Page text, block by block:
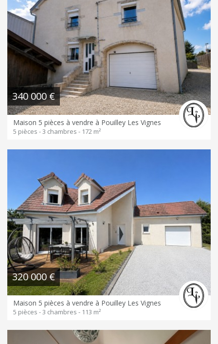
340 000 €
Maison 5 pièces à vendre à Pouilley Les Vignes
5 pièces - 3 chambres - 172 m²
320 000 €
Maison 5 pièces à vendre à Pouilley Les Vignes
5 pièces - 3 chambres - 113 m²